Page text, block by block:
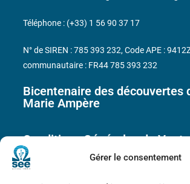
Gérer le consentement
Bicentenaire des découvertes
Marie Ampère
Conditions Générales de Vente
Téléphone : (+33) 1 56 90 37 17
N° de SIREN : 785 393 232, Code APE :
communautaire : FR44 785 393 232